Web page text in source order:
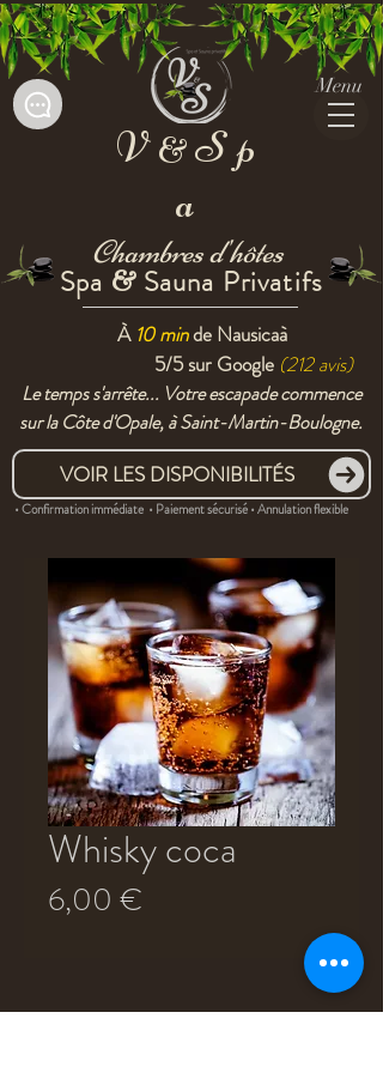
Menu
À 10 minde Nausicaà
5/5 sur Google (212 avis)
Le temps s'arrête... Votre escapade commence
sur la Côte d'Opale, à Saint-Martin-Boulogne.
Chambres d'hôtes
V &Sp
a
Spa &Sauna Privatifs
VOIR LES DISPONIBILITÉS
• Confirmation immédiate • Paiement sécurisé • Annulation flexible
Whisky coca
6,00 €